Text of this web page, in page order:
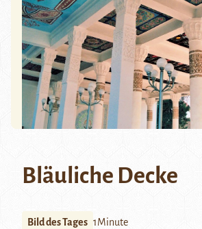
Bläuliche Decke
Bild des Tages 1Minute